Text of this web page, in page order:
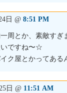
日 @ 8:51 PM
周とか、素敵すぎ
いですね〜☆
ク屋とかってある
日 @ 11:51 AM